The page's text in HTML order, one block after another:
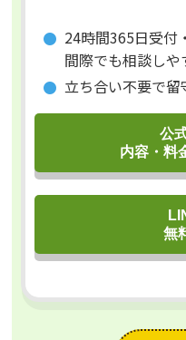
24時間365日受付
間際でも相談しや
立ち合い不要で
公
内容・料
無